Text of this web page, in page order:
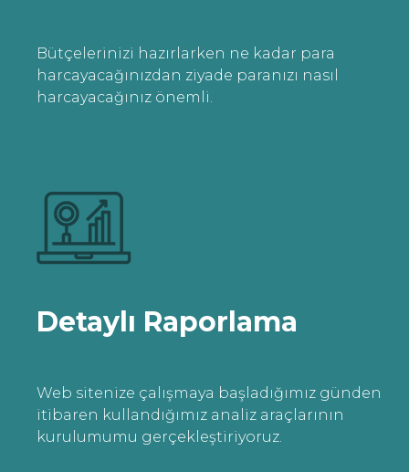
Bütçelerinizi hazırlarken ne kadar para
harcayacağınızdan ziyade paranızı nasıl
harcayacağınız önemli.
Detaylı Raporlama
Web sitenize çalışmaya başladığımız günden
itibaren kullandığımız analiz araçlarının
kurulumumu gerçekleştiriyoruz.